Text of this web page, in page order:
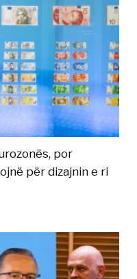
por
për dizajnin e ri